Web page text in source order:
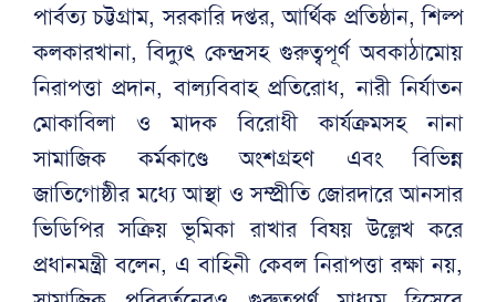
পার্বত্য চট্টগ্রাম, সরকারি দপ্তর, আর্থিক প্রতিষ্ঠান, শিল্প
কলকারখানা, বিদ্যুৎ কেন্দ্রসহ গুরুত্বপূর্ণ অবকাঠামোয়
নিরাপত্তা প্রদান, বাল্যবিবাহ প্রতিরোধ, নারী নির্যাতন
মোকাবিলা ও মাদক বিরোধী কার্যক্রমসহ নানা
সামাজিক কর্মকাণ্ডে অংশগ্রহণ এবং বিভিন্ন
জাতিগোষ্ঠীর মধ্যে আস্থা ও সম্প্রীতি জোরদারে আনসার
ভিডিপির সক্রিয় ভূমিকা রাখার বিষয় উল্লেখ করে
প্রধানমন্ত্রী বলেন, এ বাহিনী কেবল নিরাপত্তা রক্ষা নয়,